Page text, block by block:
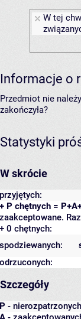
W tej
Informacje o
Przedmiot nie
zakończyła?
Statystyki
W skrócie
przyjętych:
+ P chętnych =
zaakceptowane.
+ 0 chętnych:
spodziewanych:
odrzuconych:
Szczegóły
P -